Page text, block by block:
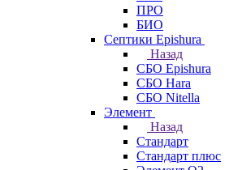
ПРО
БИО
Септики Epishura
Назад
СБО Epishura
СБО Hara
СБО Nitella
Элемент
Назад
Стандарт
Стандарт плюс